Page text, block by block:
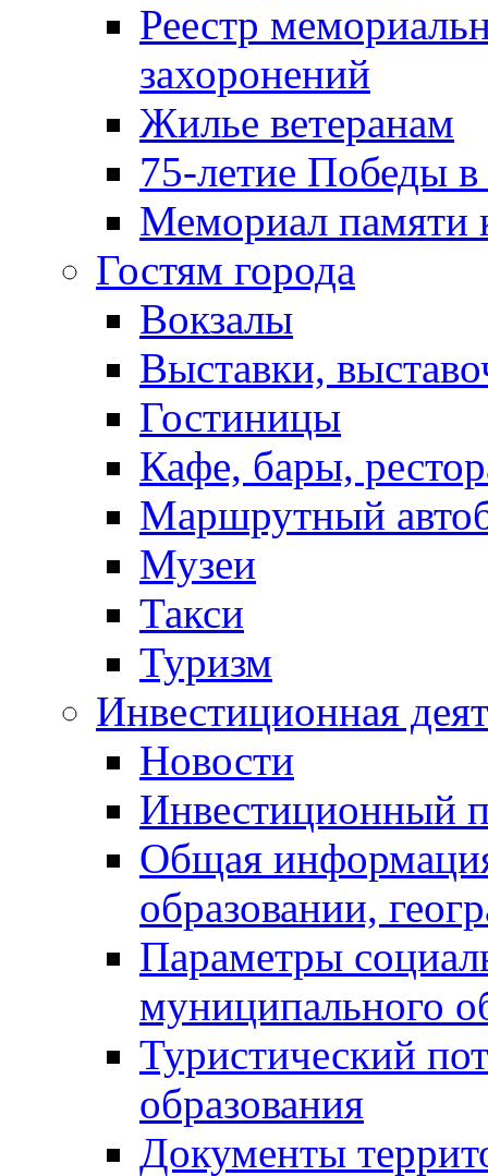
Реестр
захоронений
Жилье ветеранам
75-летие Победы
Мемориал памяти
Гостям города
Вокзалы
Выставки,
Гостиницы
Кафе, бары,
Маршрутный
Музеи
Такси
Туризм
Инвестиционная
Новости
Инвестиционный
Общая
образовании,
Параметры
муниципального
Туристический
образования
Документы